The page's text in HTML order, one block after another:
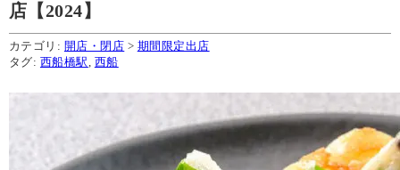
店【2024】
カテゴリ: 開店・閉店 > 期間限定出店
タグ: 西船橋駅 西船